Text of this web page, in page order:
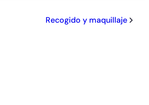
Recogido y maquillaje